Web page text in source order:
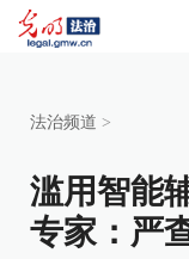
法治频道 >
滥用智能
专家：严